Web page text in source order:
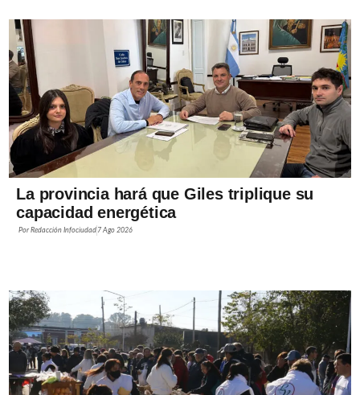
La provincia hará que Giles triplique su
capacidad energética
PorRedacción Infociudad 7 Ago 2026